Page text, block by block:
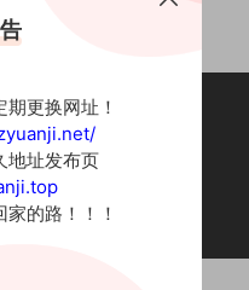
集整理，仅作个人学习使用。
系删除
资源集
更换网址！
地址发布页
的路！！！